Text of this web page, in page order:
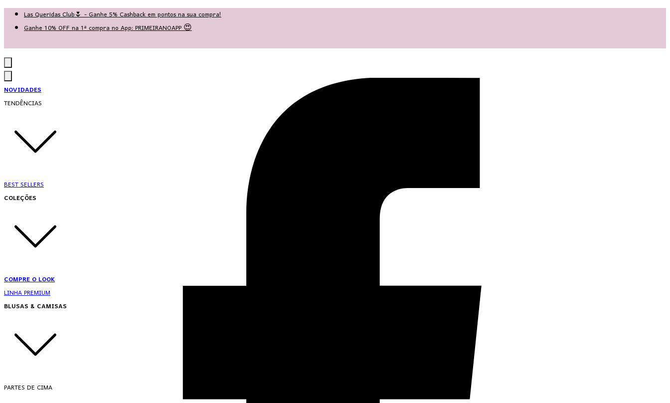
Las Queridas Club🌷 - Ganhe 5% Cashback em pontos na sua compra!
Ganhe 10% OFF na 1ª compra no App: PRIMEIRANOAPP 😍
NOVIDADES
TENDÊNCIAS
BEST SELLERS
COLEÇÕES
COMPRE O LOOK
LINHA PREMIUM
BLUSAS & CAMISAS
PARTES DE CIMA